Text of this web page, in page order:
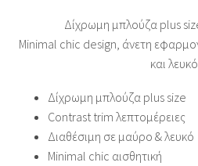
Δίχρωμη μπλούζα plus
Minimal chic design, άνετη
και
Δίχρωμη μπλούζα plus size
Contrast trim λεπτομέρειες
Διαθέσιμη σε μαύρο & λευκό
Minimal chic αισθητική